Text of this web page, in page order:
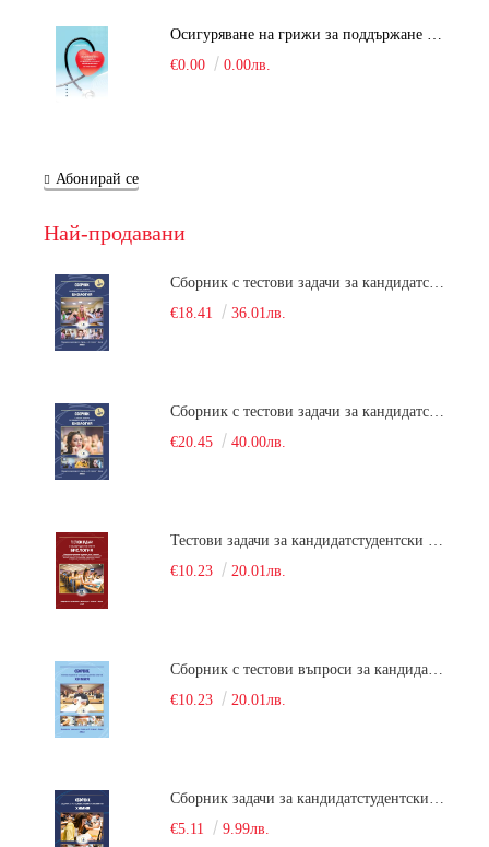
€0.00
0.00лв.
Абонирай се
Най-продавани
€18.41
36.01лв.
€20.45
40.00лв.
€10.23
20.01лв.
€10.23
20.01лв.
€5.11
9.99лв.